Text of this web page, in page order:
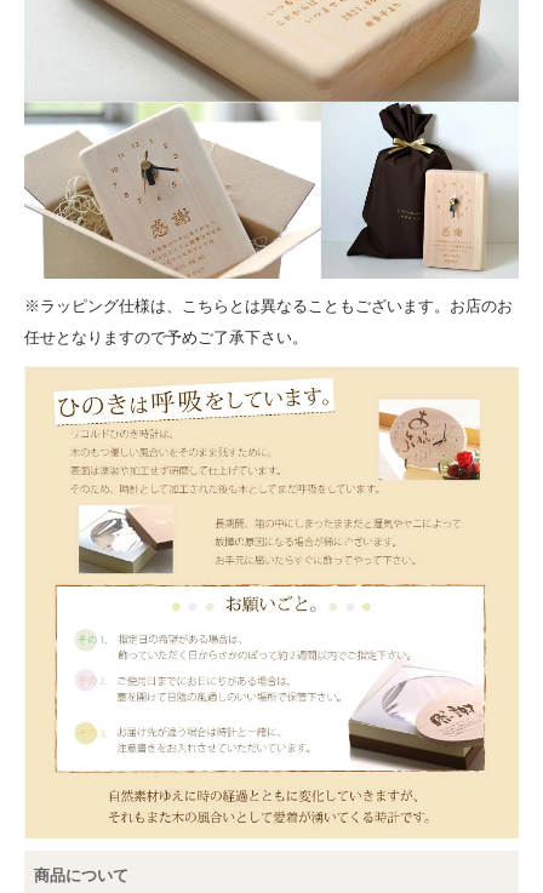
※ラッピング仕様は、こちらとは異なることもございます。お店のお
任せとなりますので予めご了承下さい。
商品について